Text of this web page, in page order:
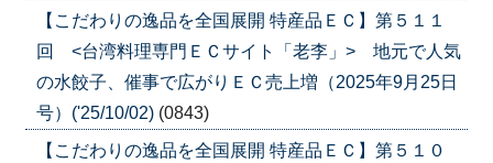
【こだわりの逸品を全国展開 特産品ＥＣ】第５１１
回 <台湾料理専門ＥＣサイト「老李」> 地元で人気
の水餃子、催事で広がりＥＣ売上増（2025年9月25日
号）('25/10/02) (0843)
【こだわりの逸品を全国展開 特産品ＥＣ】第５１０